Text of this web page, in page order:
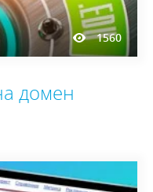
1560
домен